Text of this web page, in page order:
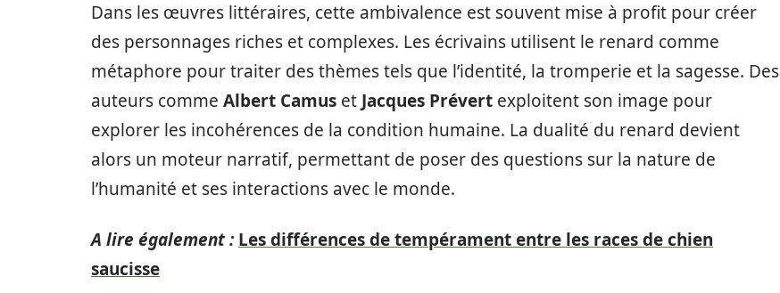
Dans les œuvres littéraires, cette ambivalence est souvent mise à profit pour créer
des personnages riches et complexes. Les écrivains utilisent le renard comme
métaphore pour traiter des thèmes tels que l’identité, la tromperie et la sagesse. Des
auteurs comme Albert Camus et Jacques Prévert exploitent son image pour
explorer les incohérences de la condition humaine. La dualité du renard devient
alors un moteur narratif, permettant de poser des questions sur la nature de
l’humanité et ses interactions avec le monde.
A lire également : Les différences de tempérament entre les races de chien
saucisse